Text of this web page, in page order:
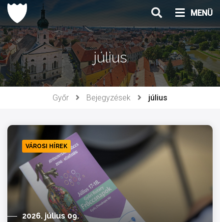
Ugrás
tartalomhoz
MENÜ
július
Győr Bejegyzések július
VÁROSI HÍREK
2026. július 09.